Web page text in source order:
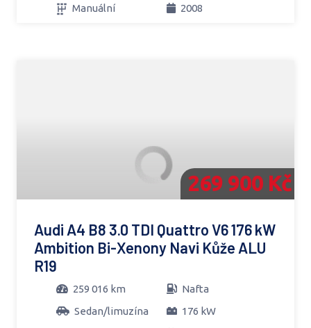
Manuální
2008
269 900 Kč
Audi A4 B8 3.0 TDI Quattro V6 176 kW
Ambition Bi-Xenony Navi Kůže ALU
R19
259 016 km
Nafta
Sedan/limuzína
176 kW